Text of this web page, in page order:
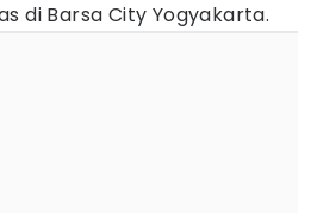
di Barsa City Yogyakarta.